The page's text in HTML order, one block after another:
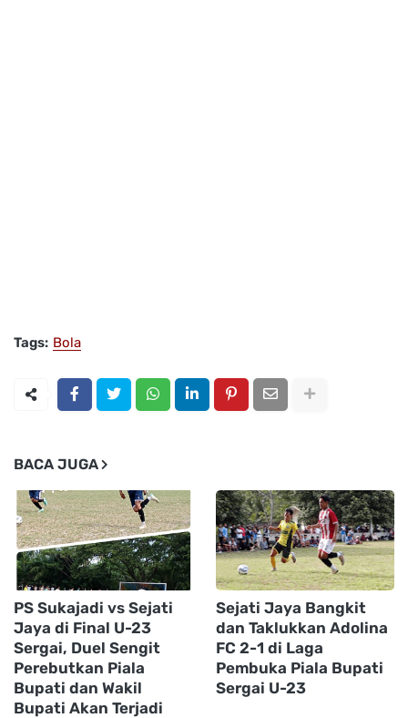
Tags: Bola
BACA JUGA
PS Sukajadi vs Sejati
Jaya di Final U-23
Sergai, Duel Sengit
Perebutkan Piala
Bupati dan Wakil
Bupati Akan Terjadi
Sejati Jaya Bangkit
dan Taklukkan Adolina
FC 2-1 di Laga
Pembuka Piala Bupati
Sergai U-23